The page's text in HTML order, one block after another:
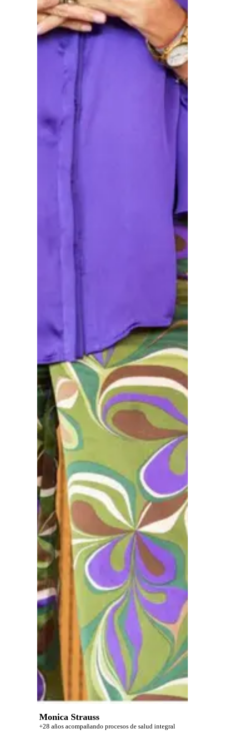
Monica Strauss
+28 años acompañando procesos de salud integral